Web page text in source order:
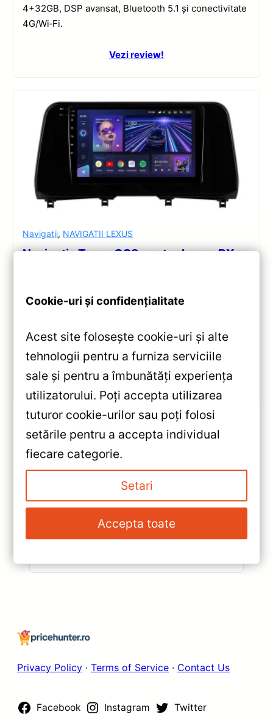
4+32GB, DSP avansat, Bluetooth 5.1 și conectivitate
4G/Wi‑Fi.
Vezi review!
Navigatii, NAVIGATII LEXUS
Navigație Teyes CC3 pentru Lexus RX
Recomandări
Android 10, Octa-core 1.8GHz, 6+128GB, ecran QLED
10.2″, DSP audio și conectivitate 4G/Wi‑Fi.
Vezi review!
«Navigație Teyes CC2 Plus Opel
Insignia 2008-2013 — 9″ QLED,
4+64GB — Caracteristici, Păreri
& Preț Actualizat
Navigație Teyes X1 9″ IPS
2008-2013 — Recenzie
Privacy Policy · Terms of Service · Contact Us
Facebook Instagram Twitter
Cookie-uri și confidențialitate
Acest site folosește cookie-uri și alte
tehnologii pentru a furniza serviciile
sale și pentru a îmbunătăți experiența
utilizatorului. Poți accepta utilizarea
tuturor cookie-urilor sau poți folosi
setările pentru a accepta individual
fiecare categorie.
Setari
Accepta toate